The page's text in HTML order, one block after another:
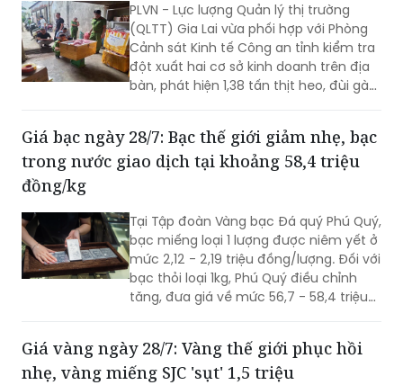
PLVN - Lực lượng Quản lý thị trường
(QLTT) Gia Lai vừa phối hợp với Phòng
Cảnh sát Kinh tế Công an tỉnh kiểm tra
đột xuất hai cơ sở kinh doanh trên địa
bàn, phát hiện 1,38 tấn thịt heo, đùi gà
bốc mùi hôi thối.
Giá bạc ngày 28/7: Bạc thế giới giảm nhẹ, bạc
trong nước giao dịch tại khoảng 58,4 triệu
đồng/kg
Tại Tập đoàn Vàng bạc Đá quý Phú Quý,
bạc miếng loại 1 lượng được niêm yết ở
mức 2,12 - 2,19 triệu đồng/lượng. Đối với
bạc thỏi loại 1kg, Phú Quý điều chỉnh
tăng, đưa giá về mức 56,7 - 58,4 triệu
Giá vàng ngày 28/7: Vàng thế giới phục hồi
nhẹ, vàng miếng SJC 'sụt' 1,5 triệu